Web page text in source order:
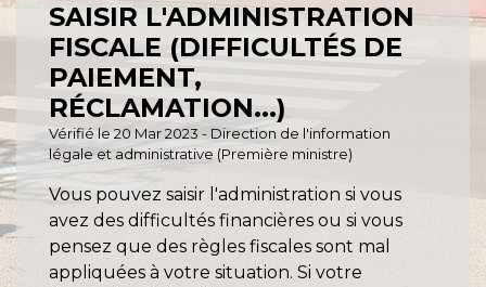
SAISIR L'ADMINISTRATION
FISCALE (DIFFICULTÉS DE
PAIEMENT,
RÉCLAMATION...)
Vérifié le 20 Mar 2023 - Direction de l'information
légale et administrative (Première ministre)
Vous pouvez saisir l'administration si vous
avez des difficultés financières ou si vous
pensez que des règles fiscales sont mal
appliquées à votre situation. Si votre